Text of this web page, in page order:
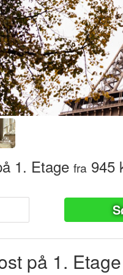
1. Etage fra 945
på 1. Etage